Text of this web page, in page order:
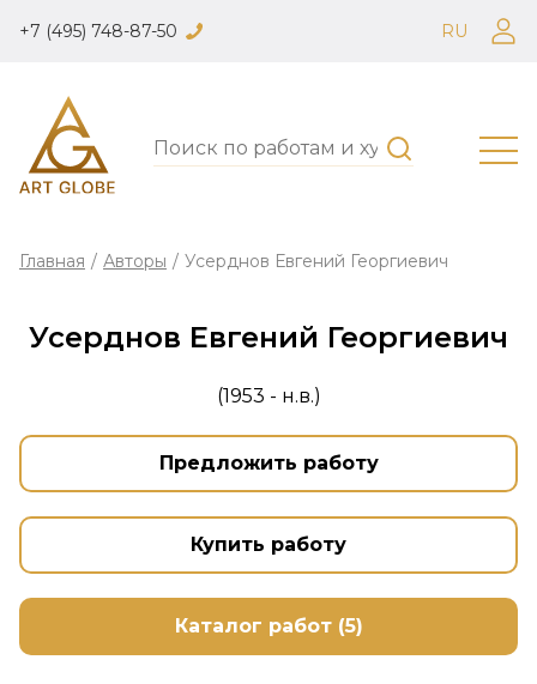
+7 (495) 748-87-50 RU
Главная / Авторы / Усерднов Евгений Георгиевич
Усерднов Евгений Георгиевич
(1953 - н.в.)
Предложить работу
Купить работу
Каталог работ (5)